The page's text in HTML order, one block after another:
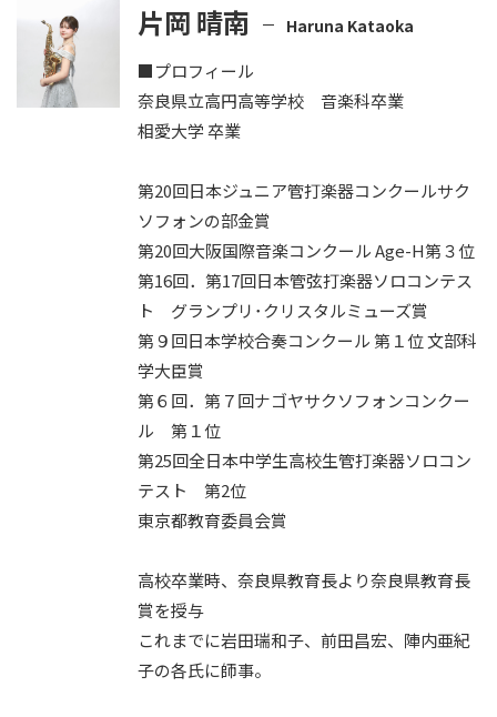
片岡 晴南 Haruna Kataoka
■プロフィール
奈良県立高円高等学校 音楽科卒業
相愛大学 卒業
第20回日本ジュニア管打楽器コンクールサク
ソフォンの部金賞
第20回大阪国際音楽コンクール Age-H第３位
第16回．第17回日本管弦打楽器ソロコンテス
ト グランプリ･クリスタルミューズ賞
第９回日本学校合奏コンクール 第１位 文部科
学大臣賞
第６回．第７回ナゴヤサクソフォンコンクー
ル 第１位
第25回全日本中学生高校生管打楽器ソロコン
テスト 第2位
東京都教育委員会賞
高校卒業時、奈良県教育長より奈良県教育長
賞を授与
これまでに岩田瑞和子、前田昌宏、陣内亜紀
子の各氏に師事。